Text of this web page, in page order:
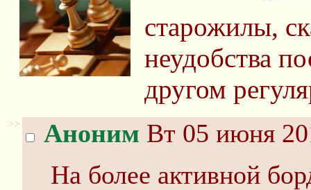
старожилы,
неудобства
другом
>> Аноним Вт 05 июня
На более активной